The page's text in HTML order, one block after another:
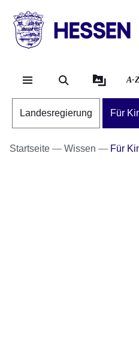
HESSEN
Landesregierung
A-
Landesregierung Für
Startseite Wissen Für